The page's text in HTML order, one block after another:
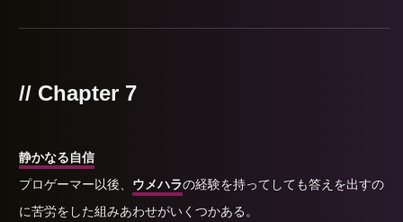
// Chapter 7
静かなる自信
プロゲーマー以後、 ウメハラの経験を持ってしても答えを出すの
に苦労をした組みあわせがいくつかある。